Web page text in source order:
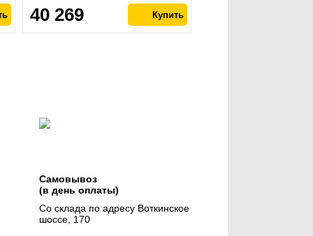
40 269
Самовывоз
(в день оплаты)
Со склада по адресу Воткинское
шоссе, 170